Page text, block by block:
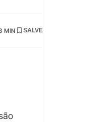
MIN SALVE